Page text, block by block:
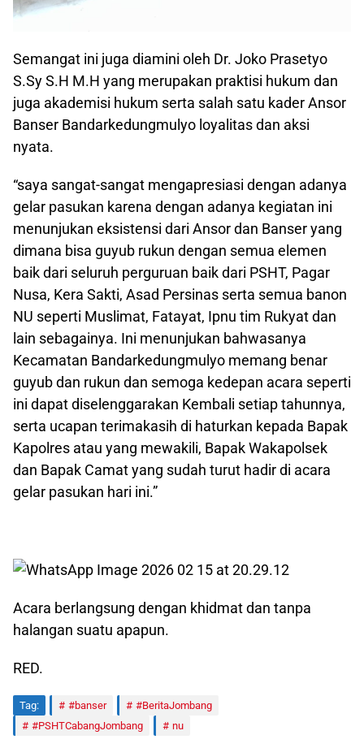
Semangat ini juga diamini oleh Dr. Joko Prasetyo
S.Sy S.H M.H yang merupakan praktisi hukum dan
juga akademisi hukum serta salah satu kader Ansor
Banser Bandarkedungmulyo loyalitas dan aksi
nyata.
“saya sangat-sangat mengapresiasi dengan adanya
gelar pasukan karena dengan adanya kegiatan ini
menunjukan eksistensi dari Ansor dan Banser yang
dimana bisa guyub rukun dengan semua elemen
baik dari seluruh perguruan baik dari PSHT, Pagar
Nusa, Kera Sakti, Asad Persinas serta semua banon
NU seperti Muslimat, Fatayat, Ipnu tim Rukyat dan
lain sebagainya. Ini menunjukan bahwasanya
Kecamatan Bandarkedungmulyo memang benar
guyub dan rukun dan semoga kedepan acara seperti
ini dapat diselenggarakan Kembali setiap tahunnya,
serta ucapan terimakasih di haturkan kepada Bapak
Kapolres atau yang mewakili, Bapak Wakapolsek
dan Bapak Camat yang sudah turut hadir di acara
gelar pasukan hari ini.”
Acara berlangsung dengan khidmat dan tanpa
halangan suatu apapun.
RED.
Tag: #banser
#BeritaJombang
#PSHTCabangJombang
nu